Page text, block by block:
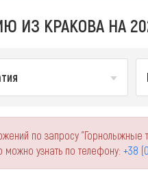
ИЗ КРАКОВА НА
по запросу "Горнолыжные
узнать по телефону: +38